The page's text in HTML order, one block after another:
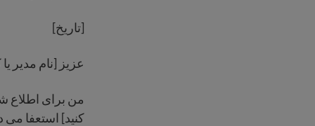
[تاریخ]
عزیز [نام مدیر
من برای اطلاع
کنید] استعفا می